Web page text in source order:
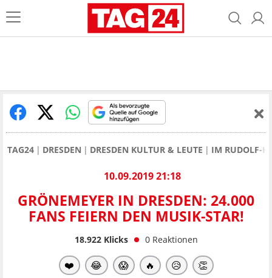
TAG24 DRESDEN DRESDEN KULTUR & LEUTE IM RUDOLF-
10.09.2019 21:18
GRÖNEMEYER IN DRESDEN: 24.000
FANS FEIERN DEN MUSIK-STAR!
18.922Klicks 0 Reaktionen
❤️ 😂 😱 🔥 😥 👏